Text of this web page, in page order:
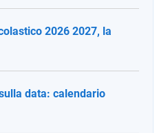
2026 2027, la
data: calendario